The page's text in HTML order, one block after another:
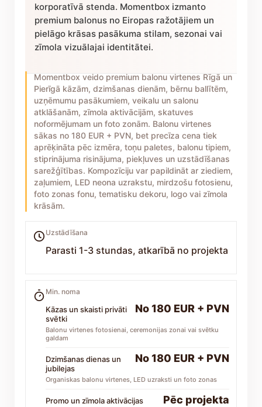
korporatīvā stenda. Momentbox izmanto
premium balonus no Eiropas ražotājiem un
pielāgo krāsas pasākuma stilam, sezonai vai
zīmola vizuālajai identitātei.
Momentbox veido premium balonu virtenes Rīgā un
Pierīgā kāzām, dzimšanas dienām, bērnu ballītēm,
uzņēmumu pasākumiem, veikalu un salonu
atklāšanām, zīmola aktivācijām, skatuves
noformējumam un foto zonām. Balonu virtenes
sākas no 180 EUR + PVN, bet precīza cena tiek
aprēķināta pēc izmēra, toņu paletes, balonu tipiem,
stiprinājuma risinājuma, piekļuves un uzstādīšanas
sarežģītības. Kompozīciju var papildināt ar ziediem,
zaļumiem, LED neona uzrakstu, mirdzošu fotosienu,
foto zonas fonu, tematisku dekoru, logo vai zīmola
krāsām.
Uzstādīšana
Parasti 1-3 stundas, atkarībā no projekta
Min. noma
Kāzas un skaisti privāti
svētki
No 180 EUR + PVN
Balonu virtenes fotosienai, ceremonijas zonai vai svētku
galdam
Dzimšanas dienas un
jubilejas
No 180 EUR + PVN
Organiskas balonu virtenes, LED uzraksti un foto zonas
Promo un zīmola aktivācijas Pēc projekta